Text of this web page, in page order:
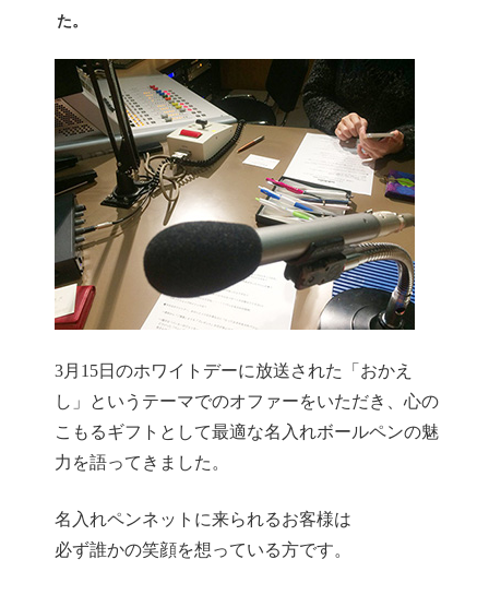
た。
3月15日のホワイトデーに放送された「おかえ
し」というテーマでのオファーをいただき、心の
こもるギフトとして最適な名入れボールペンの魅
力を語ってきました。
名入れペンネットに来られるお客様は
必ず誰かの笑顔を想っている方です。